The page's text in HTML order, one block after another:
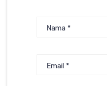
Nama *
Email *